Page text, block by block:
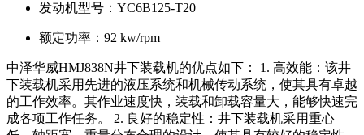
发动机型号： YC6B125-T20
额定功率： 92 kw/rpm
中泽华威HMJ838N井下装载机的优点如下： 1. 高效能：该井
下装载机采用先进的液压系统和机械传动系统，使其具有卓越
的工作效率。其作业速度快，装载和卸载容量大，能够快速完
成各项工作任务。 2. 良好的稳定性：井下装载机采用重心